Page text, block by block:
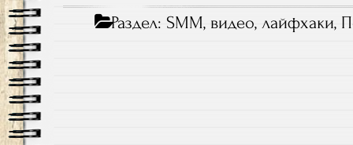
Раздел:SMM, видео,лайфхаки,